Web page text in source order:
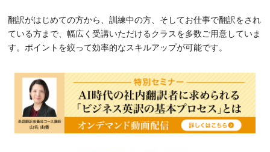
翻訳がはじめての方から、訓練中の方、そしてお仕事で翻訳をされ
ている方まで、幅広く受講いただけるクラスを多数ご用意していま
す。ポイントを絞って効率的なスキルアップが可能です。